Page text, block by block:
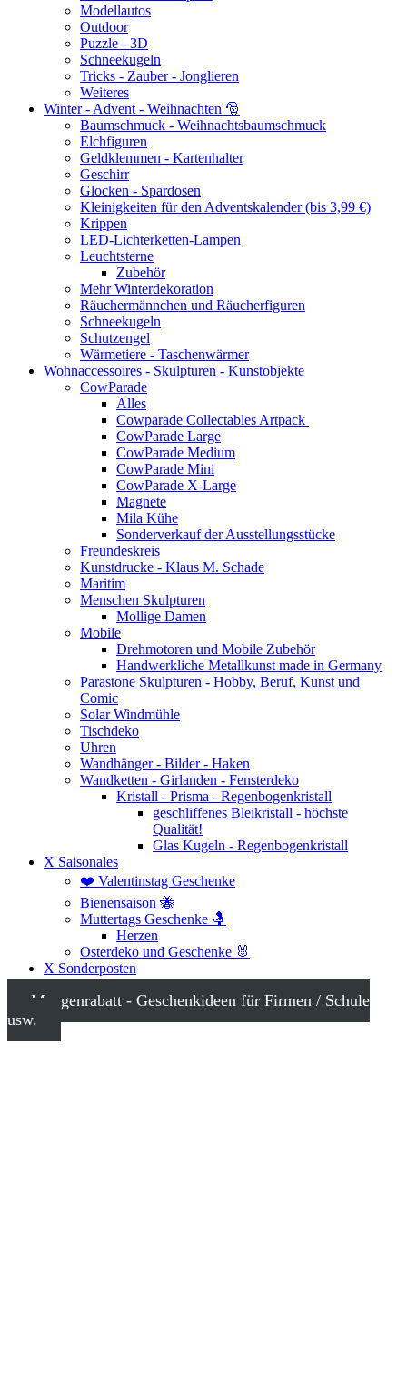
Modellautos
Outdoor
Puzzle - 3D
Schneekugeln
Tricks - Zauber - Jonglieren
Weiteres
Winter - Advent - Weihnachten 🎅
Baumschmuck - Weihnachtsbaumschmuck
Elchfiguren
Geldklemmen - Kartenhalter
Geschirr
Glocken - Spardosen
Kleinigkeiten für den Adventskalender (bis 3,99 €)
Krippen
LED-Lichterketten-Lampen
Leuchtsterne
Zubehör
Mehr Winterdekoration
Räuchermännchen und Räucherfiguren
Schneekugeln
Schutzengel
Wärmetiere - Taschenwärmer
Wohnaccessoires - Skulpturen - Kunstobjekte
CowParade
Alles
Cowparade Collectables Artpack
CowParade Large
CowParade Medium
CowParade Mini
CowParade X-Large
Magnete
Mila Kühe
Sonderverkauf der Ausstellungsstücke
Freundeskreis
Kunstdrucke - Klaus M. Schade
Maritim
Menschen Skulpturen
Mollige Damen
Mobile
Drehmotoren und Mobile Zubehör
Handwerkliche Metallkunst made in Germany
Parastone Skulpturen - Hobby, Beruf, Kunst und
Comic
Solar Windmühle
Tischdeko
Uhren
Wandhänger - Bilder - Haken
Wandketten - Girlanden - Fensterdeko
Kristall - Prisma - Regenbogenkristall
geschliffenes Bleikristall - höchste
Qualität!
Glas Kugeln - Regenbogenkristall
X Saisonales
❤️ Valentinstag Geschenke
Bienensaison 🐝
Muttertags Geschenke 🤱
Herzen
Osterdeko und Geschenke 🐰
X Sonderposten
Mengenrabatt - Geschenkideen für Firmen / Schule
usw.